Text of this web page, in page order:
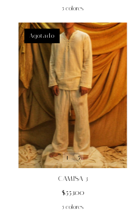
5 colores
1/5
Agotado
CAMISA 3
$553.00
5 colores